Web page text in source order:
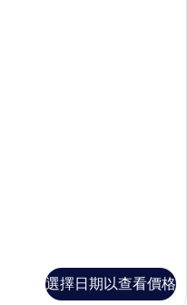
選擇日期以查看價格